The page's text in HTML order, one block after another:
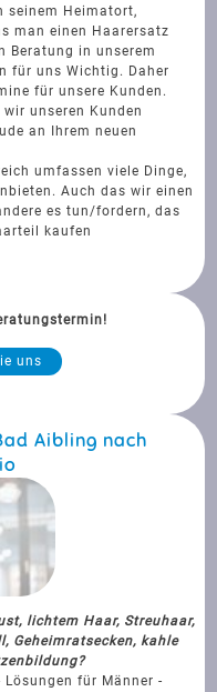
seinem Heimatort,
man einen Haarersatz
Beratung in unserem
für uns Wichtig. Daher
für unsere Kunden.
unseren Kunden
an Ihrem neuen
umfassen viele Dinge,
Auch das wir einen
es tun/fordern, das
kaufen
uns
Aibling nach
lichtem Haar, Streuhaar,
Geheimratsecken, kahle
für Männer -